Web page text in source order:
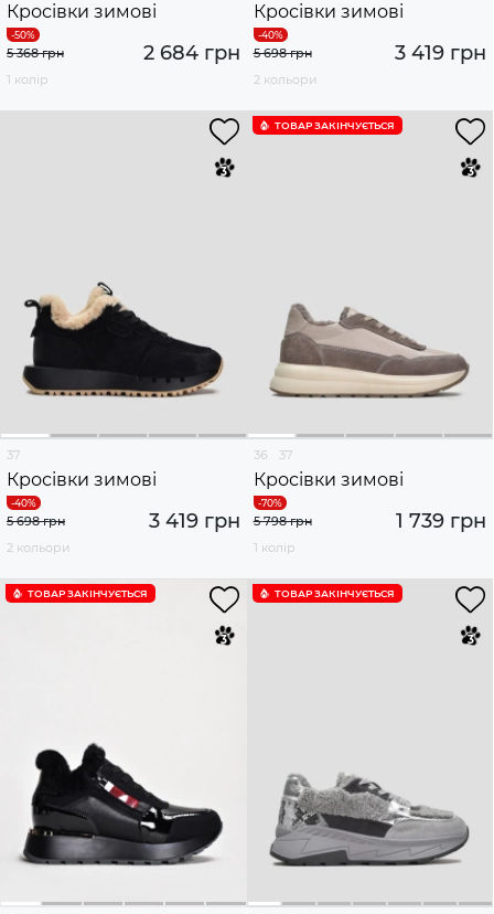
Кросівки зимові
2 684 грн
5 368 грн
1 колір
Кросівки зимові
3 419 грн
5 698 грн
2 кольори
37
Кросівки зимові
3 419 грн
5 698 грн
2 кольори
ТОВАР ЗАКІНЧУЄTЬСЯ
36 37
Кросівки зимові
1 739 грн
5 798 грн
1 колір
ТОВАР ЗАКІНЧУЄTЬСЯ ТОВАР ЗАКІНЧУЄTЬСЯ